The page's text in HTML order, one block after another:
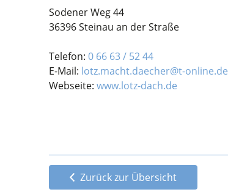
Sodener Weg 44
36396 Steinau an der Straße
Telefon: 0 66 63 / 52 44
E-Mail: lotz.macht.daecher@t-online.de
Webseite: www.lotz-dach.de
Zurück zur Übersicht